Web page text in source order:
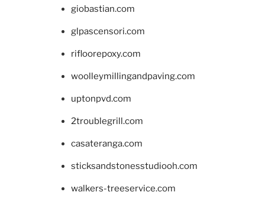
giobastian.com
glpascensori.com
rifloorepoxy.com
woolleymillingandpaving.com
uptonpvd.com
2troublegrill.com
casateranga.com
sticksandstonesstudiooh.com
walkers-treeservice.com